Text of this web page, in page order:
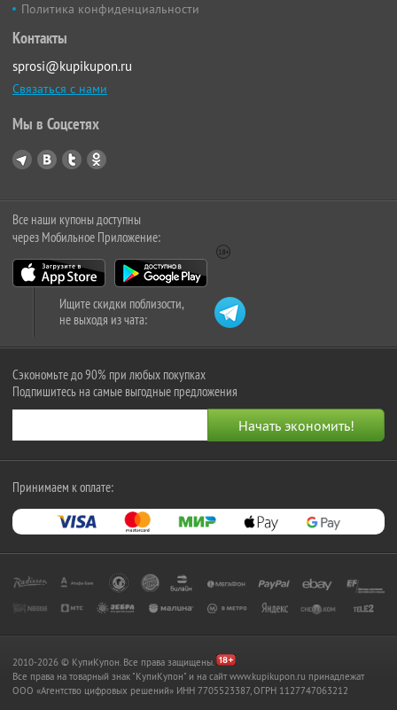
Политика конфиденциальности
Контакты
sprosi@kupikupon.ru
Связаться с нами
Мы в Соцсетях
Все наши купоны доступны
через Мобильное Приложение:
Ищите скидки поблизости,
не выходя из чата:
Сэкономьте до 90% при любых покупках
Подпишитесь на самые выгодные предложения
Принимаем к оплате:
2010-2026 © КупиКупон. Все права защищены.
Все права на товарный знак "КупиКупон" и на сайт www.kupikupon.ru принадлежат
OOO «Агентство цифровых решений» ИНН 7705523387, ОГРН 1127747063212